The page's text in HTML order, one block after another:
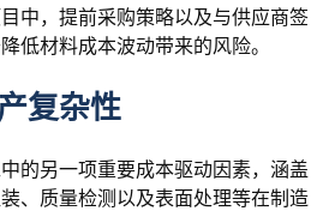
中，提前采购策略以及与供应商签
低材料成本波动带来的风险。
复杂性
的另一项重要成本驱动因素，涵盖
、质量检测以及表面处理等在制造